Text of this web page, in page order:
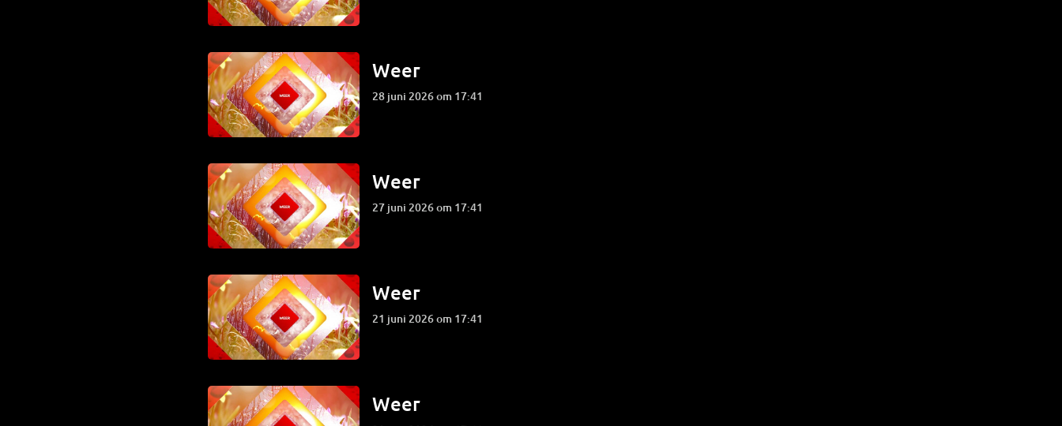
Weer
28 juni 2026 om 17:41
Weer
27 juni 2026 om 17:41
Weer
21 juni 2026 om 17:41
Weer